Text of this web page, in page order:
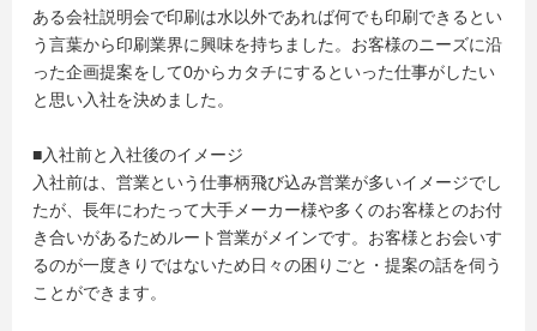
ある会社説明会で印刷は水以外であれば何でも印刷できるとい
う言葉から印刷業界に興味を持ちました。お客様のニーズに沿
った企画提案をして0からカタチにするといった仕事がしたい
と思い入社を決めました。
■入社前と入社後のイメージ
入社前は、営業という仕事柄飛び込み営業が多いイメージでし
たが、長年にわたって大手メーカー様や多くのお客様とのお付
き合いがあるためルート営業がメインです。お客様とお会いす
るのが一度きりではないため日々の困りごと・提案の話を伺う
ことができます。